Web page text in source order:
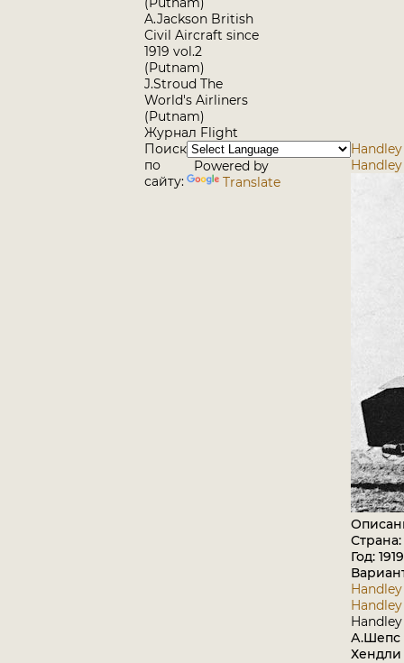
A.Jackson British
Civil Aircraft since
1919 vol.2
(Putnam)
J.Stroud The
World's Airliners
(Putnam)
Журнал Flight
Поиск
по
сайту:
Powered by
Translate
Год: 1919
А.Шепс
Хендли